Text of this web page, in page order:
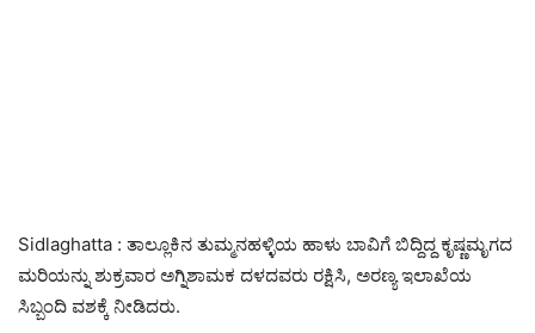
Sidlaghatta : ತಾಲ್ಲೂಕಿನ ತುಮ್ಮನಹಳ್ಳಿಯ ಹಾಳು ಬಾವಿಗೆ ಬಿದ್ದಿದ್ದ ಕೃಷ್ಣಮೃಗದ
ಮರಿಯನ್ನು ಶುಕ್ರವಾರ ಅಗ್ನಿಶಾಮಕ ದಳದವರು ರಕ್ಷಿಸಿ, ಅರಣ್ಯ ಇಲಾಖೆಯ
ಸಿಬ್ಬಂದಿ ವಶಕ್ಕೆ ನೀಡಿದರು.